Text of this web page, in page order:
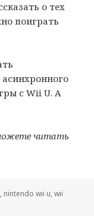
о тех
поиграть
с Wii U. А
читать
, nintendo wii u,wii